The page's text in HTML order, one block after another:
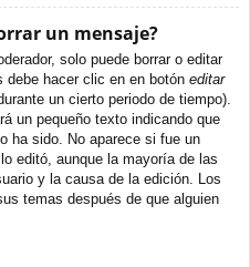
un mensaje?
solo puede borrar o editar
debe hacer clic en en botón editar
un cierto periodo de tiempo).
un pequeño texto indicando que
ha sido. No aparece si fue un
editó, aunque la mayoría de las
y la causa de la edición. Los
temas después de que alguien